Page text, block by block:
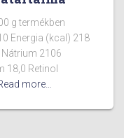
g termékben
Energia (kcal) 218
Nátrium 2106
18,0 Retinol
more…